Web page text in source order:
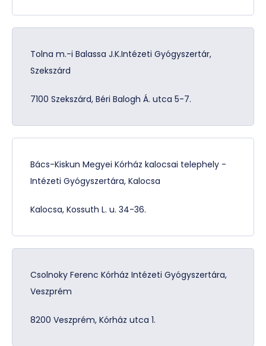
Tolna m.-i Balassa J.K.Intézeti Gyógyszertár,
Szekszárd
7100 Szekszárd, Béri Balogh Á. utca 5-7.
Bács-Kiskun Megyei Kórház kalocsai telephely -
Intézeti Gyógyszertára, Kalocsa
Kalocsa, Kossuth L. u. 34-36.
Csolnoky Ferenc Kórház Intézeti Gyógyszertára,
Veszprém
8200 Veszprém, Kórház utca 1.